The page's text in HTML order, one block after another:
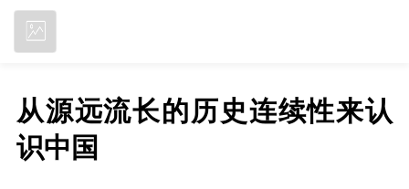
从源远流长的历史连续性来认
识中国